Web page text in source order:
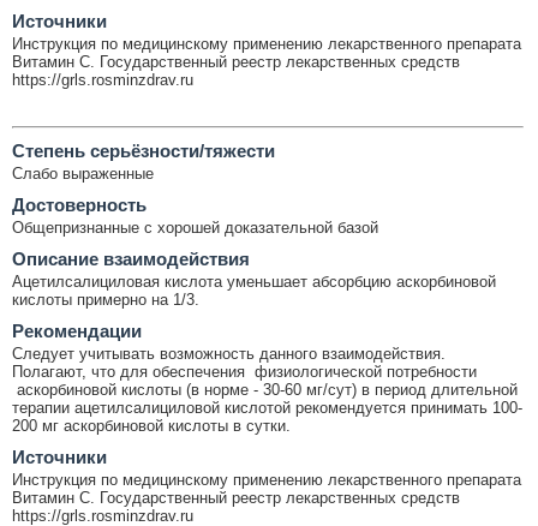
Источники
Инструкция по медицинскому применению лекарственного препарата
Витамин C. Государственный реестр лекарственных средств
https://grls.rosminzdrav.ru
Cтепень серьёзности/тяжести
Слабо выраженные
Достоверность
Общепризнанные с хорошей доказательной базой
Описание взаимодействия
Ацетилсалициловая кислота уменьшает абсорбцию аскорбиновой
кислоты примерно на 1/3.
Рекомендации
Следует учитывать возможность данного взаимодействия.
Полагают, что для обеспечения физиологической потребности
аскорбиновой кислоты (в норме - 30-60 мг/сут) в период длительной
терапии ацетилсалициловой кислотой рекомендуется принимать 100-
200 мг аскорбиновой кислоты в сутки.
Источники
Инструкция по медицинскому применению лекарственного препарата
Витамин C. Государственный реестр лекарственных средств
https://grls.rosminzdrav.ru